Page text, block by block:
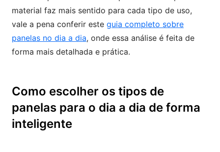
material faz mais sentido para cada tipo de uso,
vale a pena conferir este guia completo sobre
panelas no dia a dia, onde essa análise é feita de
forma mais detalhada e prática.
Como escolher os tipos de
panelas para o dia a dia de forma
inteligente